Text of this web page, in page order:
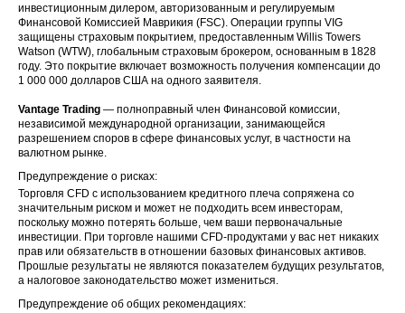
инвестиционным дилером, авторизованным и регулируемым
Финансовой Комиссией Маврикия (FSC). Операции группы VIG
защищены страховым покрытием, предоставленным Willis Towers
Watson (WTW), глобальным страховым брокером, основанным в 1828
году. Это покрытие включает возможность получения компенсации до
1 000 000 долларов США на одного заявителя.
Vantage Trading — полноправный член Финансовой комиссии,
независимой международной организации, занимающейся
разрешением споров в сфере финансовых услуг, в частности на
валютном рынке.
Предупреждение о рисках:
Торговля CFD с использованием кредитного плеча сопряжена со
значительным риском и может не подходить всем инвесторам,
поскольку можно потерять больше, чем ваши первоначальные
инвестиции. При торговле нашими CFD-продуктами у вас нет никаких
прав или обязательств в отношении базовых финансовых активов.
Прошлые результаты не являются показателем будущих результатов,
а налоговое законодательство может измениться.
Предупреждение об общих рекомендациях: